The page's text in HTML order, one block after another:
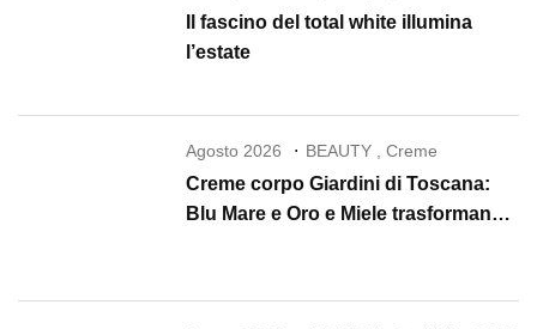
Il fascino del total white illumina
l’estate
Agosto 2026 BEAUTY ,Creme
Creme corpo Giardini di Toscana:
Blu Mare e Oro e Miele trasformano